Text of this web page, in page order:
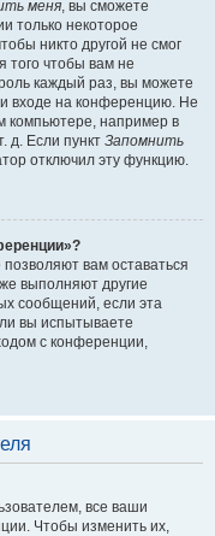
меня, вы сможете
только некоторое
никто другой не смог
того чтобы вам не
каждый раз, вы можете
входе на конференцию. Не
компьютере, например в
д. Если пункт Запомнить
отключил эту функцию.
вам оставаться
выполняют другие
сообщений, если эта
вы испытываете
с конференции,
все ваши
Чтобы изменить их,